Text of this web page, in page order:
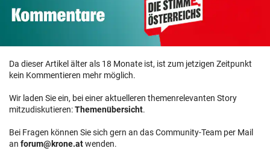
Da dieser Artikel älter als 18 Monate ist, ist zum jetzigen Zeitpunkt
kein Kommentieren mehr möglich.
Wir laden Sie ein, bei einer aktuelleren themenrelevanten Story
mitzudiskutieren:Themenübersicht.
Bei Fragen können Sie sich gern an das Community-Team per Mail
an forum@krone.atwenden.